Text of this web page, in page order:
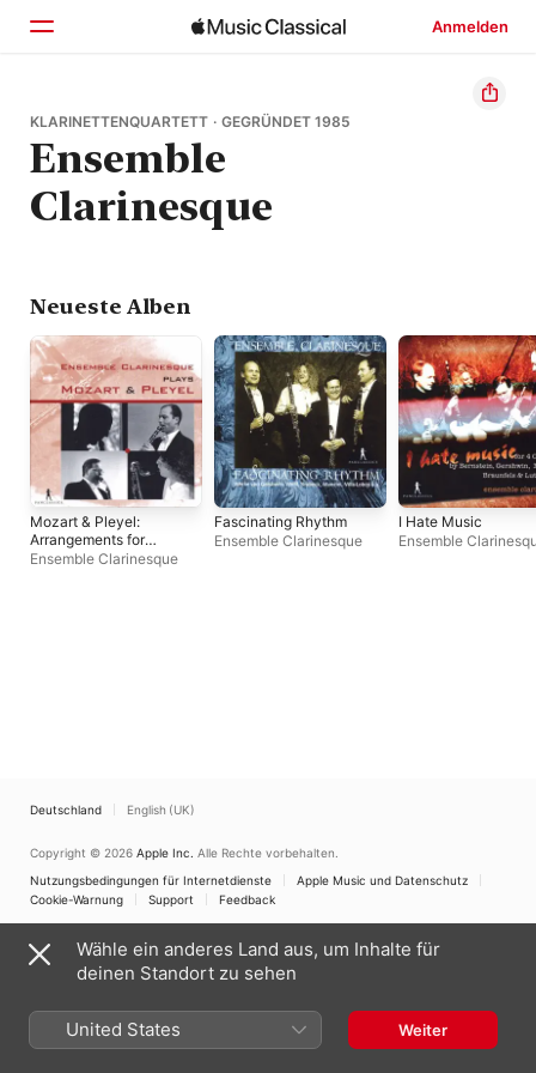
Anmelden
Startseite
Entdecken
Suchen
KLARINETTENQUARTETT · GEGRÜNDET 1985
Ensemble
Clarinesque
Neueste Alben
Mozart & Pleyel:
Arrangements for
Clarinet Quartet
Ensemble Clarinesque
Fascinating Rhythm
Ensemble Clarinesque
I Hate Music
Ensemble
Deutschland English (UK)
Copyright © 2026 Apple Inc. Alle Rechte vorbehalten.
Nutzungsbedingungen für Internetdienste
Apple Music und Datenschutz
Cookie-Warnung
Support Feedback
Wähle ein anderes Land aus, um Inhalte für
deinen Standort zu sehen
United States Weiter